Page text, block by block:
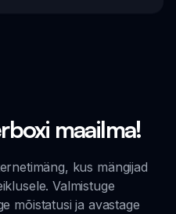
maailma!
kus mängijad
Valmistuge
mõistatusi ja avastage